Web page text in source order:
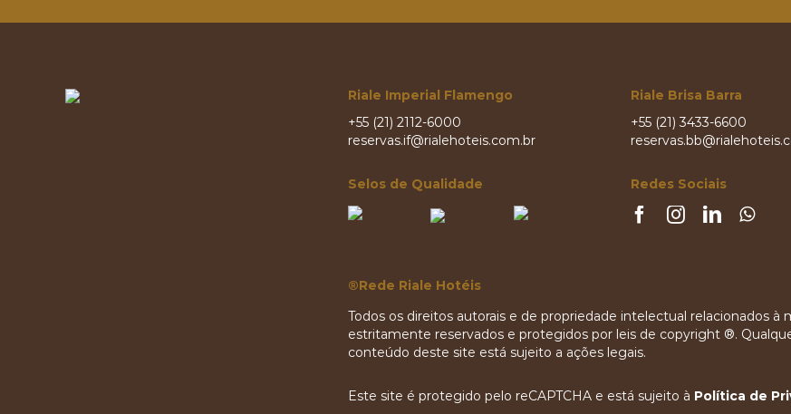
Riale Imperial Flamengo
+55 (21) 2112-6000
reservas.if@rialehoteis.com.br
Selos de Qualidade
Riale Brisa Barra
+55 (21) 3433-6600
Redes Sociais
®Rede Riale Hotéis
Todos os direitos autorais e de propriedade intelectual relacionados
estritamente reservados e protegidos por leis de copyright ®.
conteúdo deste site está sujeito a ações legais.
Este site é protegido pelo reCAPTCHA e está sujeito à Política de